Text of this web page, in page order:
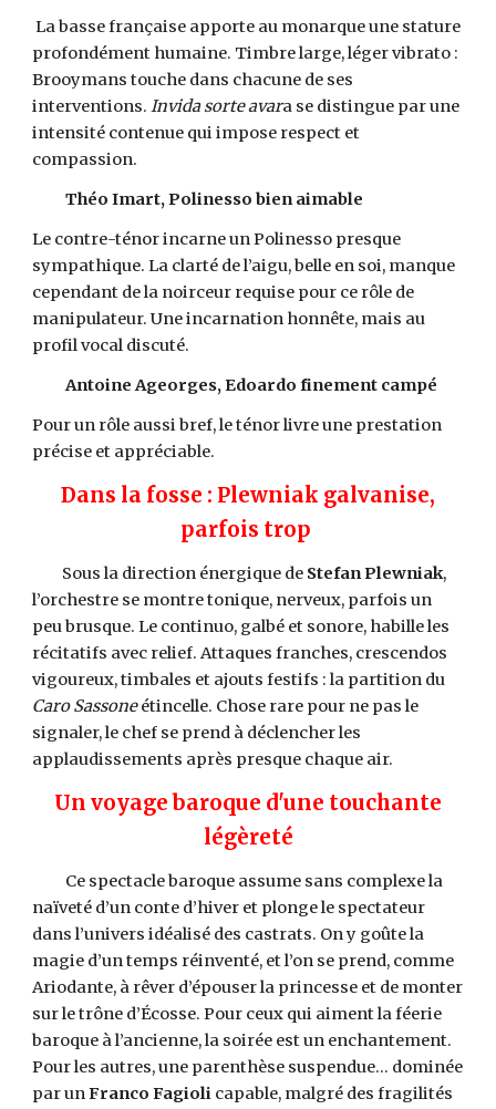
La basse française apporte au monarque une stature
profondément humaine. Timbre large, léger vibrato :
Brooymans touche dans chacune de ses
interventions.Invida sorte avara se distingue par une
intensité contenue qui impose respect et
compassion.
Théo Imart, Polinesso bien aimable
Le contre-ténor incarne un Polinesso presque
sympathique. La clarté de l’aigu, belle en soi, manque
cependant de la noirceur requise pour ce rôle de
manipulateur. Une incarnation honnête, mais au
profil vocal discuté.
Antoine Ageorges, Edoardo finement campé
Pour un rôle aussi bref, le ténor livre une prestation
précise et appréciable.
Dans la fosse : Plewniak galvanise,
parfois trop
Sous la direction énergique de Stefan Plewniak,
l’orchestre se montre tonique, nerveux, parfois un
peu brusque. Le continuo, galbé et sonore, habille les
récitatifs avec relief. Attaques franches, crescendos
vigoureux, timbales et ajouts festifs : la partition du
Caro Sassoneétincelle. Chose rare pour ne pas le
signaler, le chef se prend à déclencher les
applaudissements après presque chaque air.
Un voyage baroque d'une touchante
légèreté
Ce spectacle baroque assume sans complexe la
naïveté d’un conte d’hiver et plonge le spectateur
dans l’univers idéalisé des castrats. On y goûte la
magie d’un temps réinventé, et l’on se prend, comme
Ariodante, à rêver d’épouser la princesse et de monter
sur le trône d’Écosse. Pour ceux qui aiment la féerie
baroque à l’ancienne, la soirée est un enchantement.
Pour les autres, une parenthèse suspendue… dominée
par unFranco Fagioli capable, malgré des fragilités